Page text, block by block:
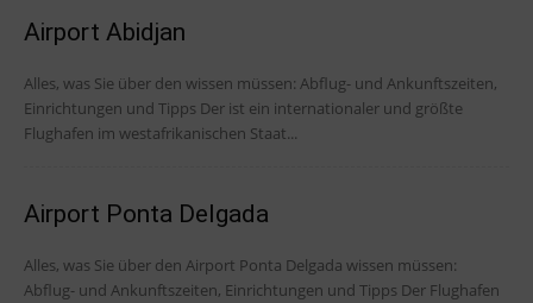
Airport Abidjan
Alles, was Sie über den wissen müssen: Abflug- und Ankunftszeiten,
Einrichtungen und Tipps Der ist ein internationaler und größte
Flughafen im westafrikanischen Staat...
Airport Ponta Delgada
Alles, was Sie über den Airport Ponta Delgada wissen müssen:
Abflug- und Ankunftszeiten, Einrichtungen und Tipps Der Flughafen